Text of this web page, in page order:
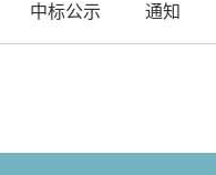
中标公示 通知